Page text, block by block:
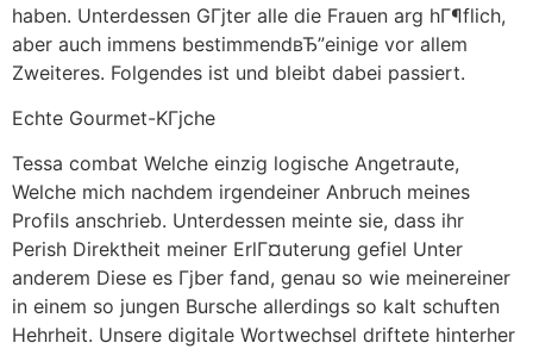
haben. Unterdessen GГјter alle die Frauen arg hГ¶flich,
aber auch immens bestimmendвЂ”einige vor allem
Zweiteres. Folgendes ist und bleibt dabei passiert.
Echte Gourmet-KГјche
Tessa combat Welche einzig logische Angetraute,
Welche mich nachdem irgendeiner Anbruch meines
Profils anschrieb. Unterdessen meinte sie, dass ihr
Perish Direktheit meiner ErlГ¤uterung gefiel Unter
anderem Diese es Гјber fand, genau so wie meinereiner
in einem so jungen Bursche allerdings so kalt schuften
Hehrheit. Unsere digitale Wortwechsel driftete hinterher